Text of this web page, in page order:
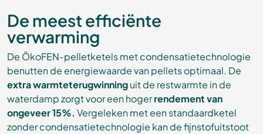
De meest efficiënte
verwarming
De ÖkoFEN-pelletketels met condensatietechnologie
benutten de energiewaarde van pellets optimaal. De
extra warmteterugwinninguit de restwarmte in de
waterdamp zorgt voor een hogerrendement van
ongeveer 15%. Vergeleken met een standaardketel
zonder condensatietechnologie kan de fijnstofuitstoot